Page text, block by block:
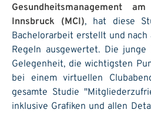
Gesundheitsmanagement
Innsbruck (MCI), hat diese
Bachelorarbeit erstellt und nach
Regeln ausgewertet. Die
Gelegenheit, die wichtigsten
bei einem virtuellen
gesamte Studie
inklusive Grafiken und allen